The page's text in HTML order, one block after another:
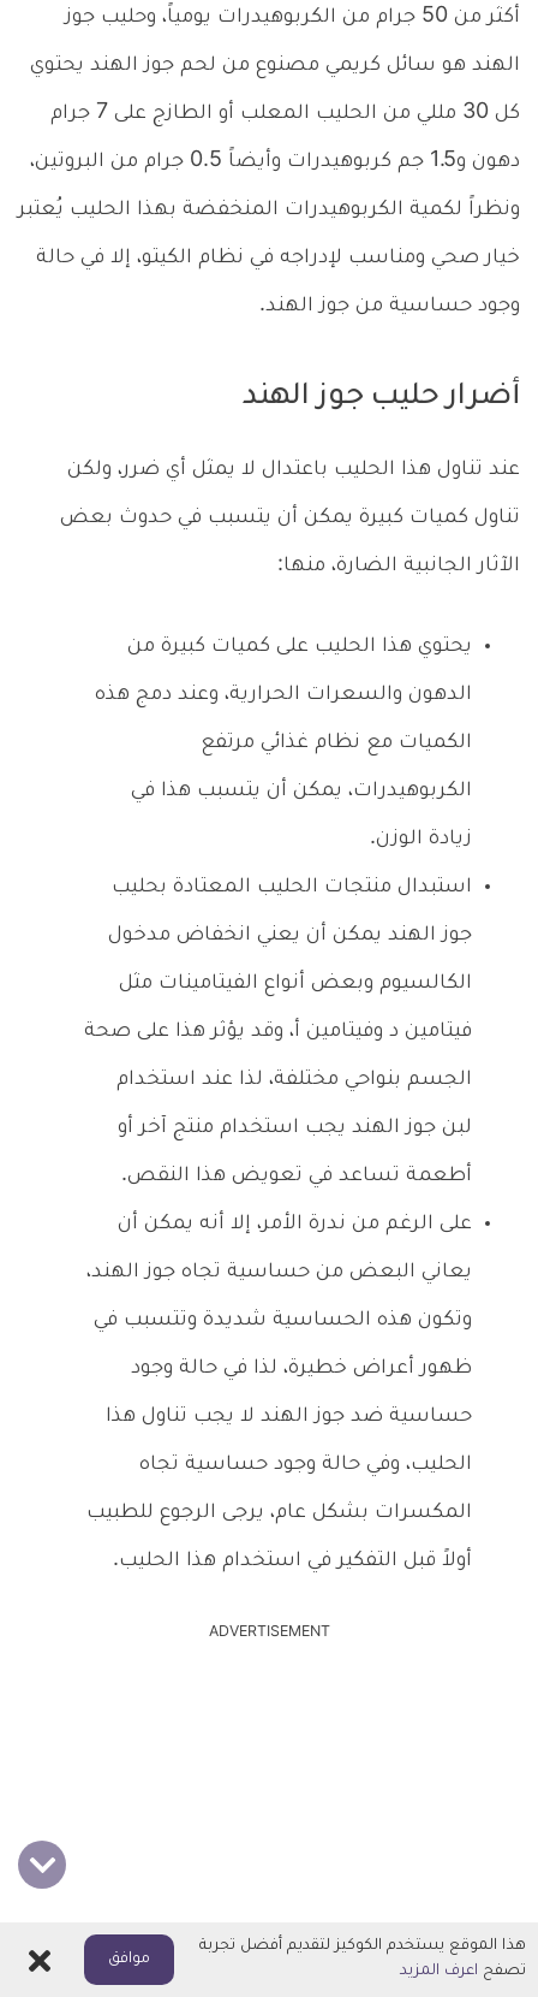
أكثر من 50 جرام من الكربوهيدرات يومياً، وحليب جوز
الهند هو سائل كريمي مصنوع من لحم جوز الهند يحتوي
كل 30 مللي من الحليب المعلب أو الطازج على 7 جرام
دهون و1.5 جم كربوهيدرات وأيضاً 0.5 جرام من البروتين،
ونظراً لكمية الكربوهيدرات المنخفضة بهذا الحليب يُعتبر
خيار صحي ومناسب لإدراجه في نظام الكيتو، إلا في حالة
وجود حساسية من جوز الهند.
أضرار حليب جوز الهند
عند تناول هذا الحليب باعتدال لا يمثل أي ضرر، ولكن
تناول كميات كبيرة يمكن أن يتسبب في حدوث بعض
الآثار الجانبية الضارة، منها:
يحتوي هذا الحليب على كميات كبيرة من
الدهون والسعرات الحرارية، وعند دمج هذه
الكميات مع نظام غذائي مرتفع
الكربوهيدرات، يمكن أن يتسبب هذا في
زيادة الوزن.
استبدال منتجات الحليب المعتادة بحليب
جوز الهند يمكن أن يعني انخفاض مدخول
الكالسيوم وبعض أنواع الفيتامينات مثل
فيتامين د وفيتامين أ، وقد يؤثر هذا على صحة
الجسم بنواحي مختلفة، لذا عند استخدام
لبن جوز الهند يجب استخدام منتج آخر أو
أطعمة تساعد في تعويض هذا النقص.
على الرغم من ندرة الأمر، إلا أنه يمكن أن
يعاني البعض من حساسية تجاه جوز الهند،
وتكون هذه الحساسية شديدة وتتسبب في
ظهور أعراض خطيرة، لذا في حالة وجود
حساسية ضد جوز الهند لا يجب تناول هذا
الحليب، وفي حالة وجود حساسية تجاه
المكسرات بشكل عام، يرجى الرجوع للطبيب
أولاً قبل التفكير في استخدام هذا الحليب.
ADVERTISEMENT
هذا الموقع يستخدم الكوكيز لتقديم أفضل تجربة
تصفح اعرف المزيد
موافق اغلاق